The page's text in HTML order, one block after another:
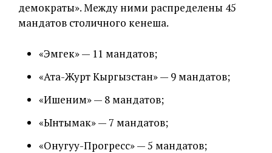
демократы». Между ними распределены 45
мандатов столичного кенеша.
«Эмгек» — 11 мандатов;
«Ата-Журт Кыргызстан» — 9 мандатов;
«Ишеним» — 8 мандатов;
«Ынтымак» — 7 мандатов;
«Онугуу-Прогресс» — 5 мандатов;